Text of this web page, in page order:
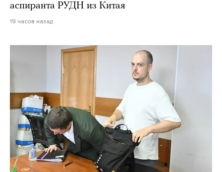
аспиранта РУДН из Китая
19 часов назад